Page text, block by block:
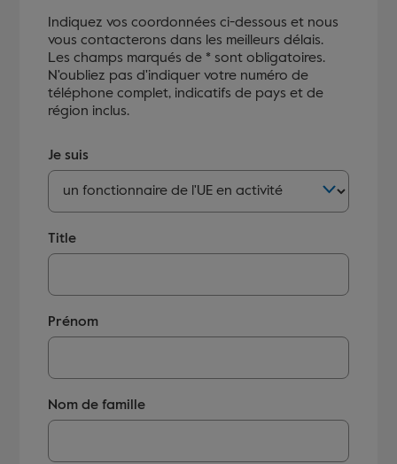
Indiquez vos coordonnées ci-dessous et nous
vous contacterons dans les meilleurs délais.
Les champs marqués de * sont obligatoires.
N'oubliez pas d'indiquer votre numéro de
téléphone complet, indicatifs de pays et de
région inclus.
Je suis
Title
Prénom
Nom de famille